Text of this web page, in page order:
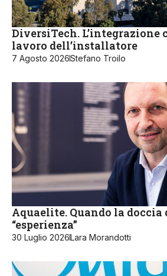
DiversiTech. L’integrazione
lavoro dell’installatore
7 Agosto 2026Stefano Troilo
Aquaelite. Quando la
“esperienza”
30 Luglio 2026Lara Morandotti